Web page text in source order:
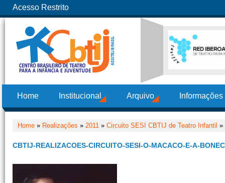
Acesso Restrito
Home Institucional Arquivo
Home » Realizações » 2011 » Circuito SESI CBTIJ de Teatro Infantil »
CBTIJ-REALIZACOES-CIRCUITO-SESI-O-MACACO-E-A-